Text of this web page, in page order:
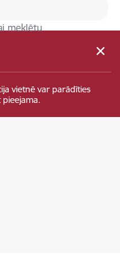
meklētu
vietnē var parādīties